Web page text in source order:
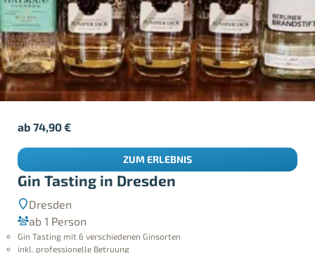
Gin Tasting in Dresden
Dresden
ab 1 Person
Gin Tasting mit 6 verschiedenen Ginsorten
inkl. professionelle Betruung
ab74,90€
ZUM ERLEBNIS